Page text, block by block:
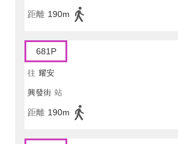
距離 190m
681P
往 耀安
興發街 站
距離 190m